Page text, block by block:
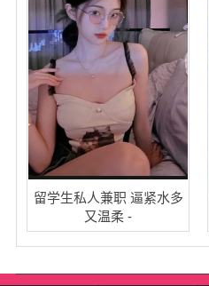
留学生私人兼职 逼紧水多
又温柔 -